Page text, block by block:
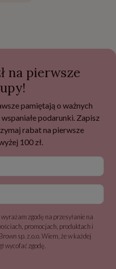
na pierwsze
pamiętają o ważnych
podarunki. Zapisz
rabat na pierwsze
100 zł.
zgodę na przesyłanie na
promocjach, produktach i
sp. z.o.o. Wiem, że w każdej
wycofać zgodę.